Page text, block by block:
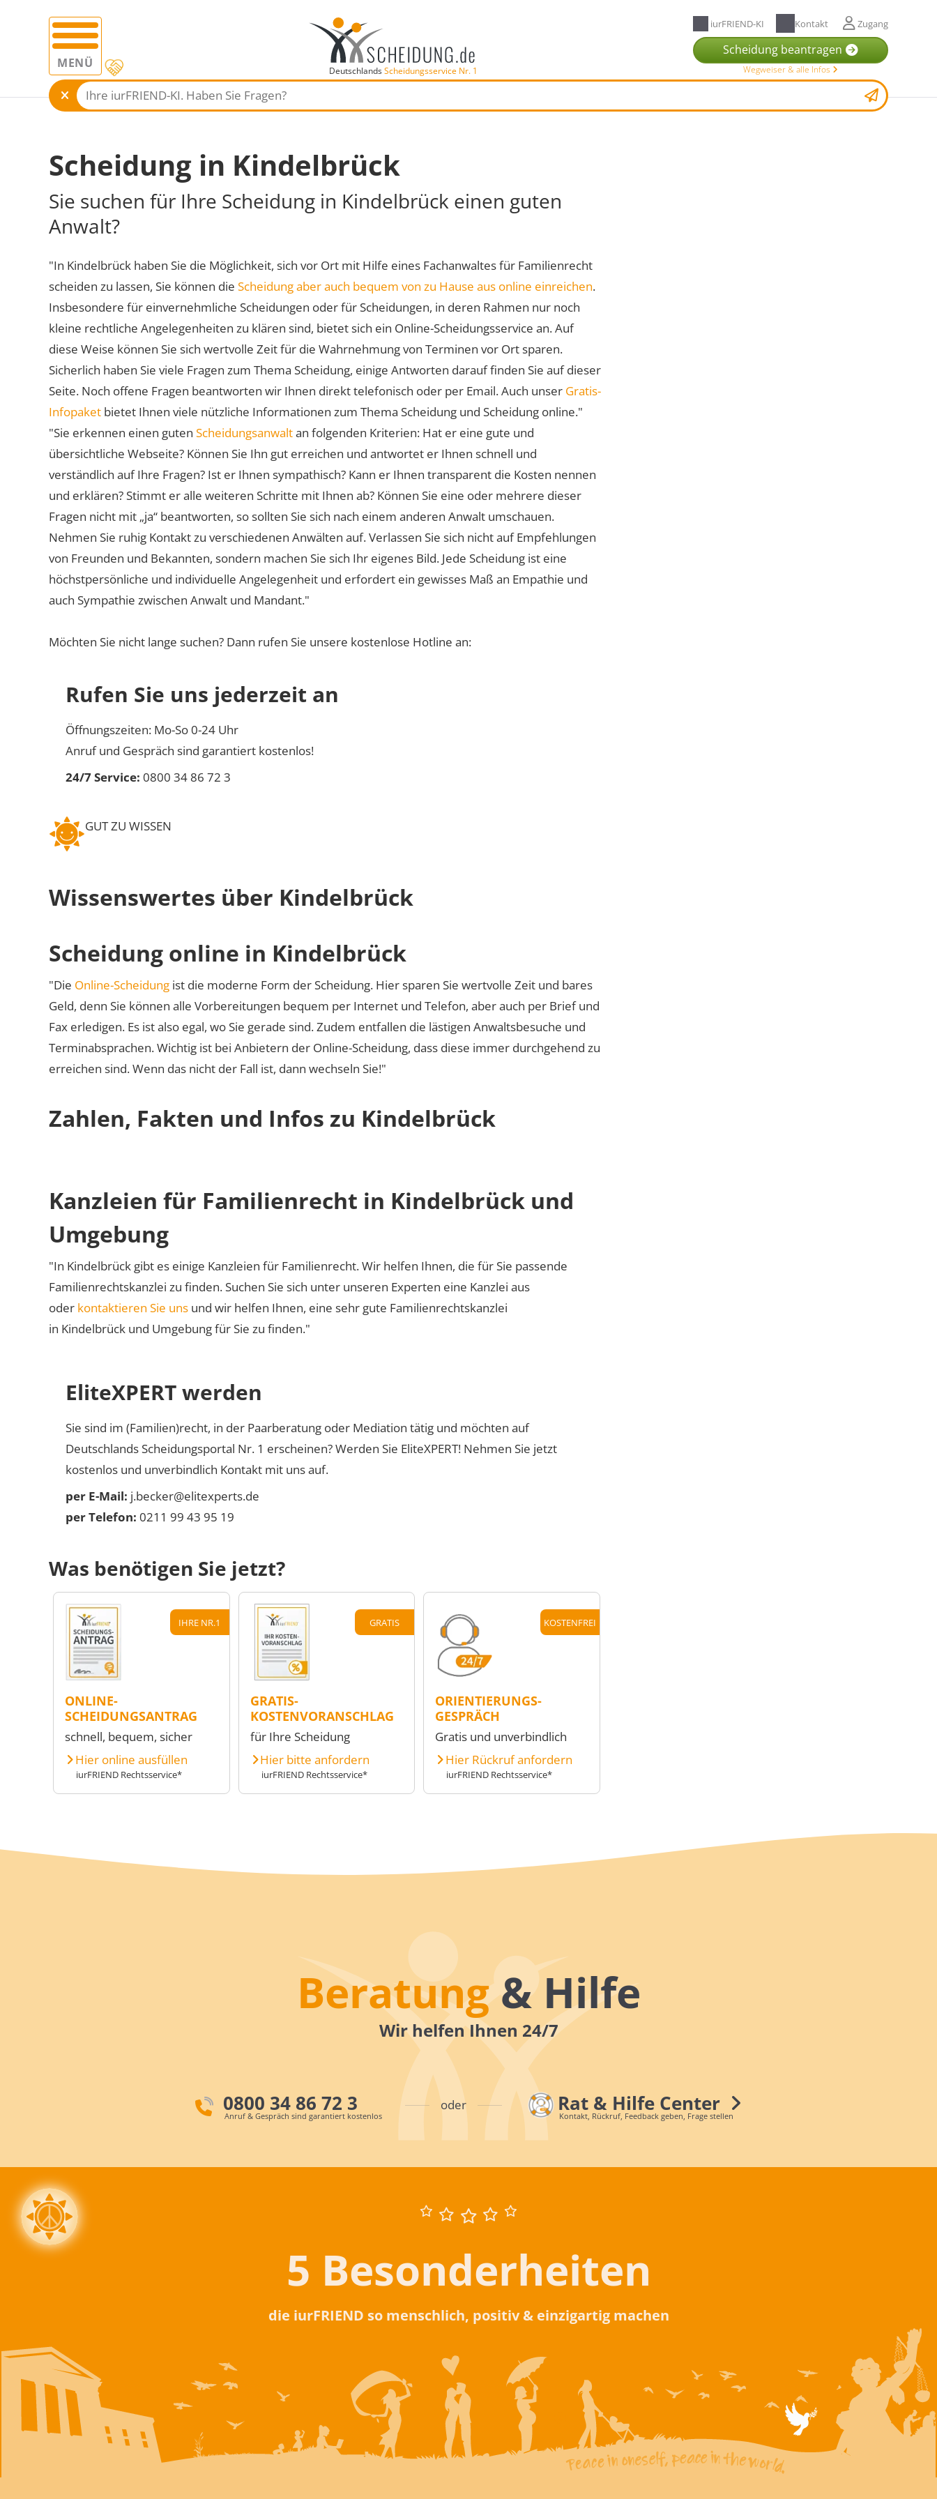
MENÜ DeutschlandsScheidungsservice Nr. 1
iurFRIEND-KI Kontakt Zugang
Scheidung beantragen
Wegweiser & alle Infos
Scheidung in Kindelbrück
Sie suchen für Ihre Scheidung in Kindelbrück einen guten
Anwalt?
"In Kindelbrück haben Sie die Möglichkeit, sich vor Ort mit Hilfe eines Fachanwaltes für Familienrecht
scheiden zu lassen, Sie können die Scheidung aber auch bequem von zu Hause aus online einreichen.
Insbesondere für einvernehmliche Scheidungen oder für Scheidungen, in deren Rahmen nur noch
kleine rechtliche Angelegenheiten zu klären sind, bietet sich ein Online-Scheidungsservice an. Auf
diese Weise können Sie sich wertvolle Zeit für die Wahrnehmung von Terminen vor Ort sparen.
Sicherlich haben Sie viele Fragen zum Thema Scheidung, einige Antworten darauf finden Sie auf dieser
Seite. Noch offene Fragen beantworten wir Ihnen direkt telefonisch oder per Email. Auch unser Gratis-
Infopaket bietet Ihnen viele nützliche Informationen zum Thema Scheidung und Scheidung online."
"Sie erkennen einen guten Scheidungsanwaltan folgenden Kriterien: Hat er eine gute und
übersichtliche Webseite? Können Sie Ihn gut erreichen und antwortet er Ihnen schnell und
verständlich auf Ihre Fragen? Ist er Ihnen sympathisch? Kann er Ihnen transparent die Kosten nennen
und erklären? Stimmt er alle weiteren Schritte mit Ihnen ab? Können Sie eine oder mehrere dieser
Fragen nicht mit „ja“ beantworten, so sollten Sie sich nach einem anderen Anwalt umschauen.
Nehmen Sie ruhig Kontakt zu verschiedenen Anwälten auf. Verlassen Sie sich nicht auf Empfehlungen
von Freunden und Bekannten, sondern machen Sie sich Ihr eigenes Bild. Jede Scheidung ist eine
höchstpersönliche und individuelle Angelegenheit und erfordert ein gewisses Maß an Empathie und
auch Sympathie zwischen Anwalt und Mandant."
Möchten Sie nicht lange suchen? Dann rufen Sie unsere kostenlose Hotline an:
Rufen Sie uns jederzeit an
Öffnungszeiten: Mo-So 0-24 Uhr
Anruf und Gespräch sind garantiert kostenlos!
24/7 Service: 0800 34 86 72 3
GUT ZU WISSEN
Wissenswertes über Kindelbrück
Scheidung online in Kindelbrück
"Die Online-Scheidung ist die moderne Form der Scheidung. Hier sparen Sie wertvolle Zeit und bares
Geld, denn Sie können alle Vorbereitungen bequem per Internet und Telefon, aber auch per Brief und
Fax erledigen. Es ist also egal, wo Sie gerade sind. Zudem entfallen die lästigen Anwaltsbesuche und
Terminabsprachen. Wichtig ist bei Anbietern der Online-Scheidung, dass diese immer durchgehend zu
erreichen sind. Wenn das nicht der Fall ist, dann wechseln Sie!"
Zahlen, Fakten und Infos zu Kindelbrück
Kanzleien für Familienrecht in Kindelbrück und
Umgebung
"In Kindelbrück gibt es einige Kanzleien für Familienrecht. Wir helfen Ihnen, die für Sie passende
Familienrechtskanzlei zu finden. Suchen Sie sich unter unseren Experten eine Kanzlei aus
oder kontaktieren Sie uns und wir helfen Ihnen, eine sehr gute Familienrechtskanzlei
in Kindelbrück und Umgebung für Sie zu finden."
EliteXPERT werden
Sie sind im (Familien)recht, in der Paarberatung oder Mediation tätig und möchten auf
Deutschlands Scheidungsportal Nr. 1 erscheinen? Werden Sie EliteXPERT! Nehmen Sie jetzt
kostenlos und unverbindlich Kontakt mit uns auf.
per E-Mail: j.becker@elitexperts.de
per Telefon: 0211 99 43 95 19
Was benötigen Sie jetzt?
IHRE NR.1
ONLINE-
SCHEIDUNGSANTRAG
schnell, bequem, sicher
Hier online ausfüllen
iurFRIEND Rechtsservice*
GRATIS
GRATIS-
KOSTENVORANSCHLAG
für Ihre Scheidung
Hier bitte anfordern
iurFRIEND Rechtsservice*
KOSTENFREI
ORIENTIERUNGS-
GESPRÄCH
Gratis und unverbindlich
Hier Rückruf anfordern
iurFRIEND Rechtsservice*
Beratung& Hilfe
Wir helfen Ihnen 24/7
0800 34 86 72 3
Anruf & Gespräch sind garantiert kostenlos
oder Rat & Hilfe Center
Kontakt, Rückruf, Feedback geben, Frage stellen
5 Besonderheiten
die iurFRIEND so menschlich, positiv & einzigartig machen